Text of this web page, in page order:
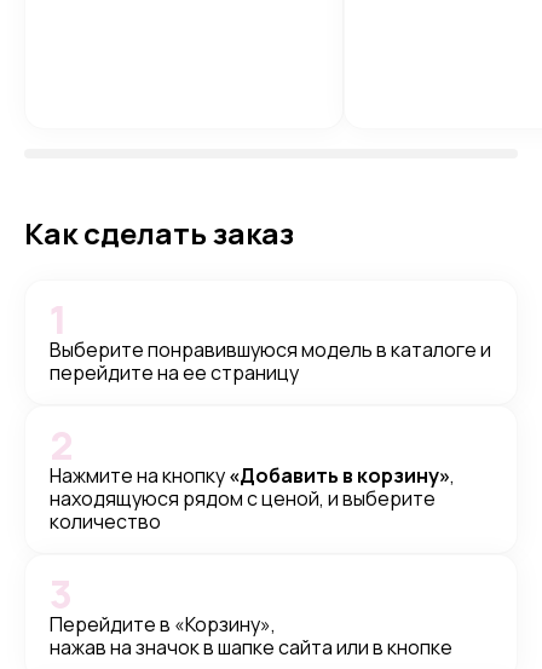
Как сделать заказ
Выберите понравившуюся модель в каталоге и
перейдите на ее страницу
1
Нажмите на кнопку«Добавить в корзину»,
находящуюся рядом с ценой, и выберите
количество
2
Перейдите в «Корзину»,
нажав на значок в шапке сайта или в кнопке
3